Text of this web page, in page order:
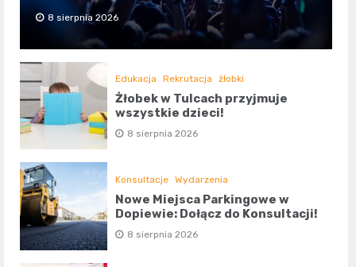
8 sierpnia 2026
Edukacja Rekrutacja żłobki
Żłobek w Tulcach przyjmuje
wszystkie dzieci!
8 sierpnia 2026
Konsultacje Wydarzenia
Nowe Miejsca Parkingowe w
Dopiewie: Dołącz do Konsultacji!
8 sierpnia 2026